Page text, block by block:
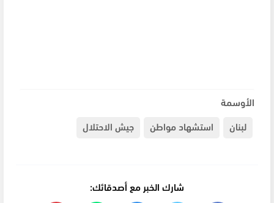
الأوسمة
لبنان
استشهاد مواطن جيش الاحتلال
شارك الخبر مع أصدقائك: